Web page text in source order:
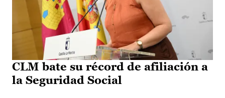
CLM bate su récord de afiliación a
la Seguridad Social